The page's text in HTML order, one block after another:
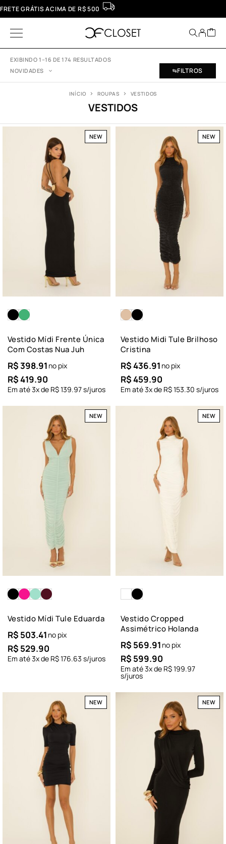
FRETE GRÁTIS ACIMA DE R$ 500
EXIBINDO 1–16 DE 174 RESULTADOS
NOVIDADES
FILTROS
VESTIDOS
INÍCIO ROUPAS VESTIDOS
NEW
Vestido Mídi Frente Única
Com Costas Nua Juh
R$398.91 no pix
R$419.90
Em até3x de R$139.97s/juros
NEW
Vestido Midi Tule Brilhoso
Cristina
R$436.91 no pix
R$459.90
Em até3x de R$153.30 s/juros
NEW
Vestido Mídi Tule Eduarda
R$ 503.41 no pix
R$ 529.90
Em até3x de R$176.63 s/juros
NEW
Vestido Cropped
Assimétrico Holanda
R$ 569.91 no pix
R$ 599.90
Em até3x de R$199.97
s/juros
NEW NEW